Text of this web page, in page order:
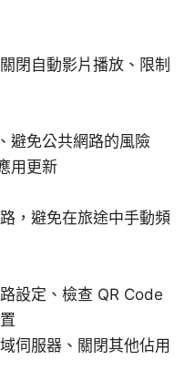
閉自動影片播放、限制
避免公共網路的風險
用更新
，避免在旅途中手動頻
設定、檢查 QR Code
伺服器、關閉其他佔用